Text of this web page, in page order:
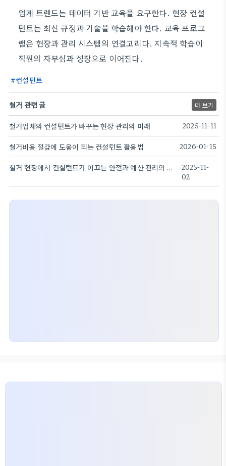
업계 트렌드는 데이터 기반 교육을 요구한다. 현장 컨설
턴트는 최신 규정과 기술을 학습해야 한다. 교육 프로그
램은 현장과 관리 시스템의 연결고리다. 지속적 학습이
직원의 자부심과 성장으로 이어진다.
컨설턴트
철거 관련 글 더 보기
철거업체의 컨설턴트가 바꾸는 현장 관리의 미래 2025-11-11
철거비용 절감에 도움이 되는 컨설턴트 활용법 2026-01-15
철거 현장에서 컨설턴트가 이끄는 안전과 예산 관리의 비밀
2025-11-
02